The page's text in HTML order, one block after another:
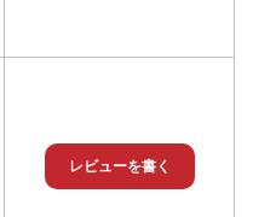
レビューを書く